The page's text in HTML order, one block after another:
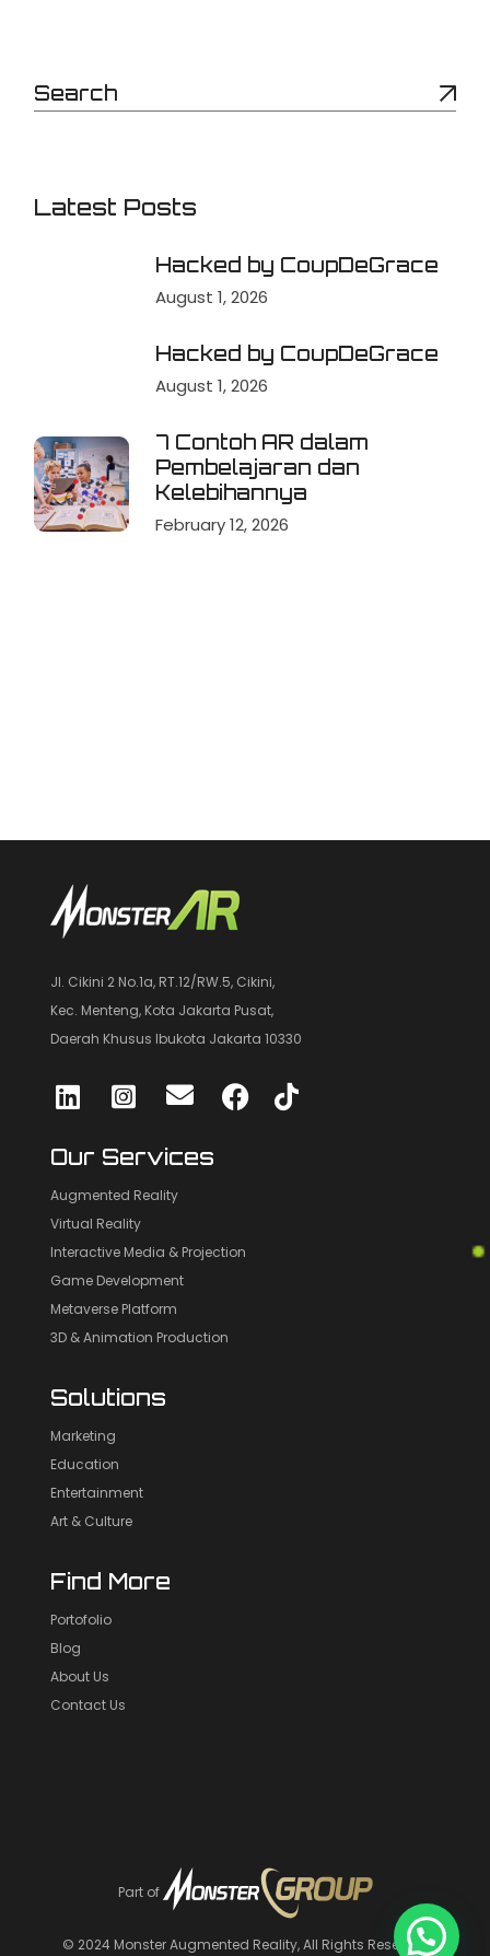
Latest Posts
Hacked by CoupDeGrace
August 1, 2026
Hacked by CoupDeGrace
August 1, 2026
7 Contoh AR dalam
Pembelajaran dan
Kelebihannya
February 12, 2026
Jl. Cikini 2 No.1a, RT.12/RW.5, Cikini,
Kec. Menteng, Kota Jakarta Pusat,
Daerah Khusus Ibukota Jakarta 10330
Our Services
Augmented Reality
Virtual Reality
Interactive Media & Projection
Game Development
Metaverse Platform
3D & Animation Production
Solutions
Marketing
Education
Entertainment
Art & Culture
Find More
Portofolio
Blog
About Us
Contact Us
Part of
© 2024 Monster Augmented Reality, All Rights Reserved